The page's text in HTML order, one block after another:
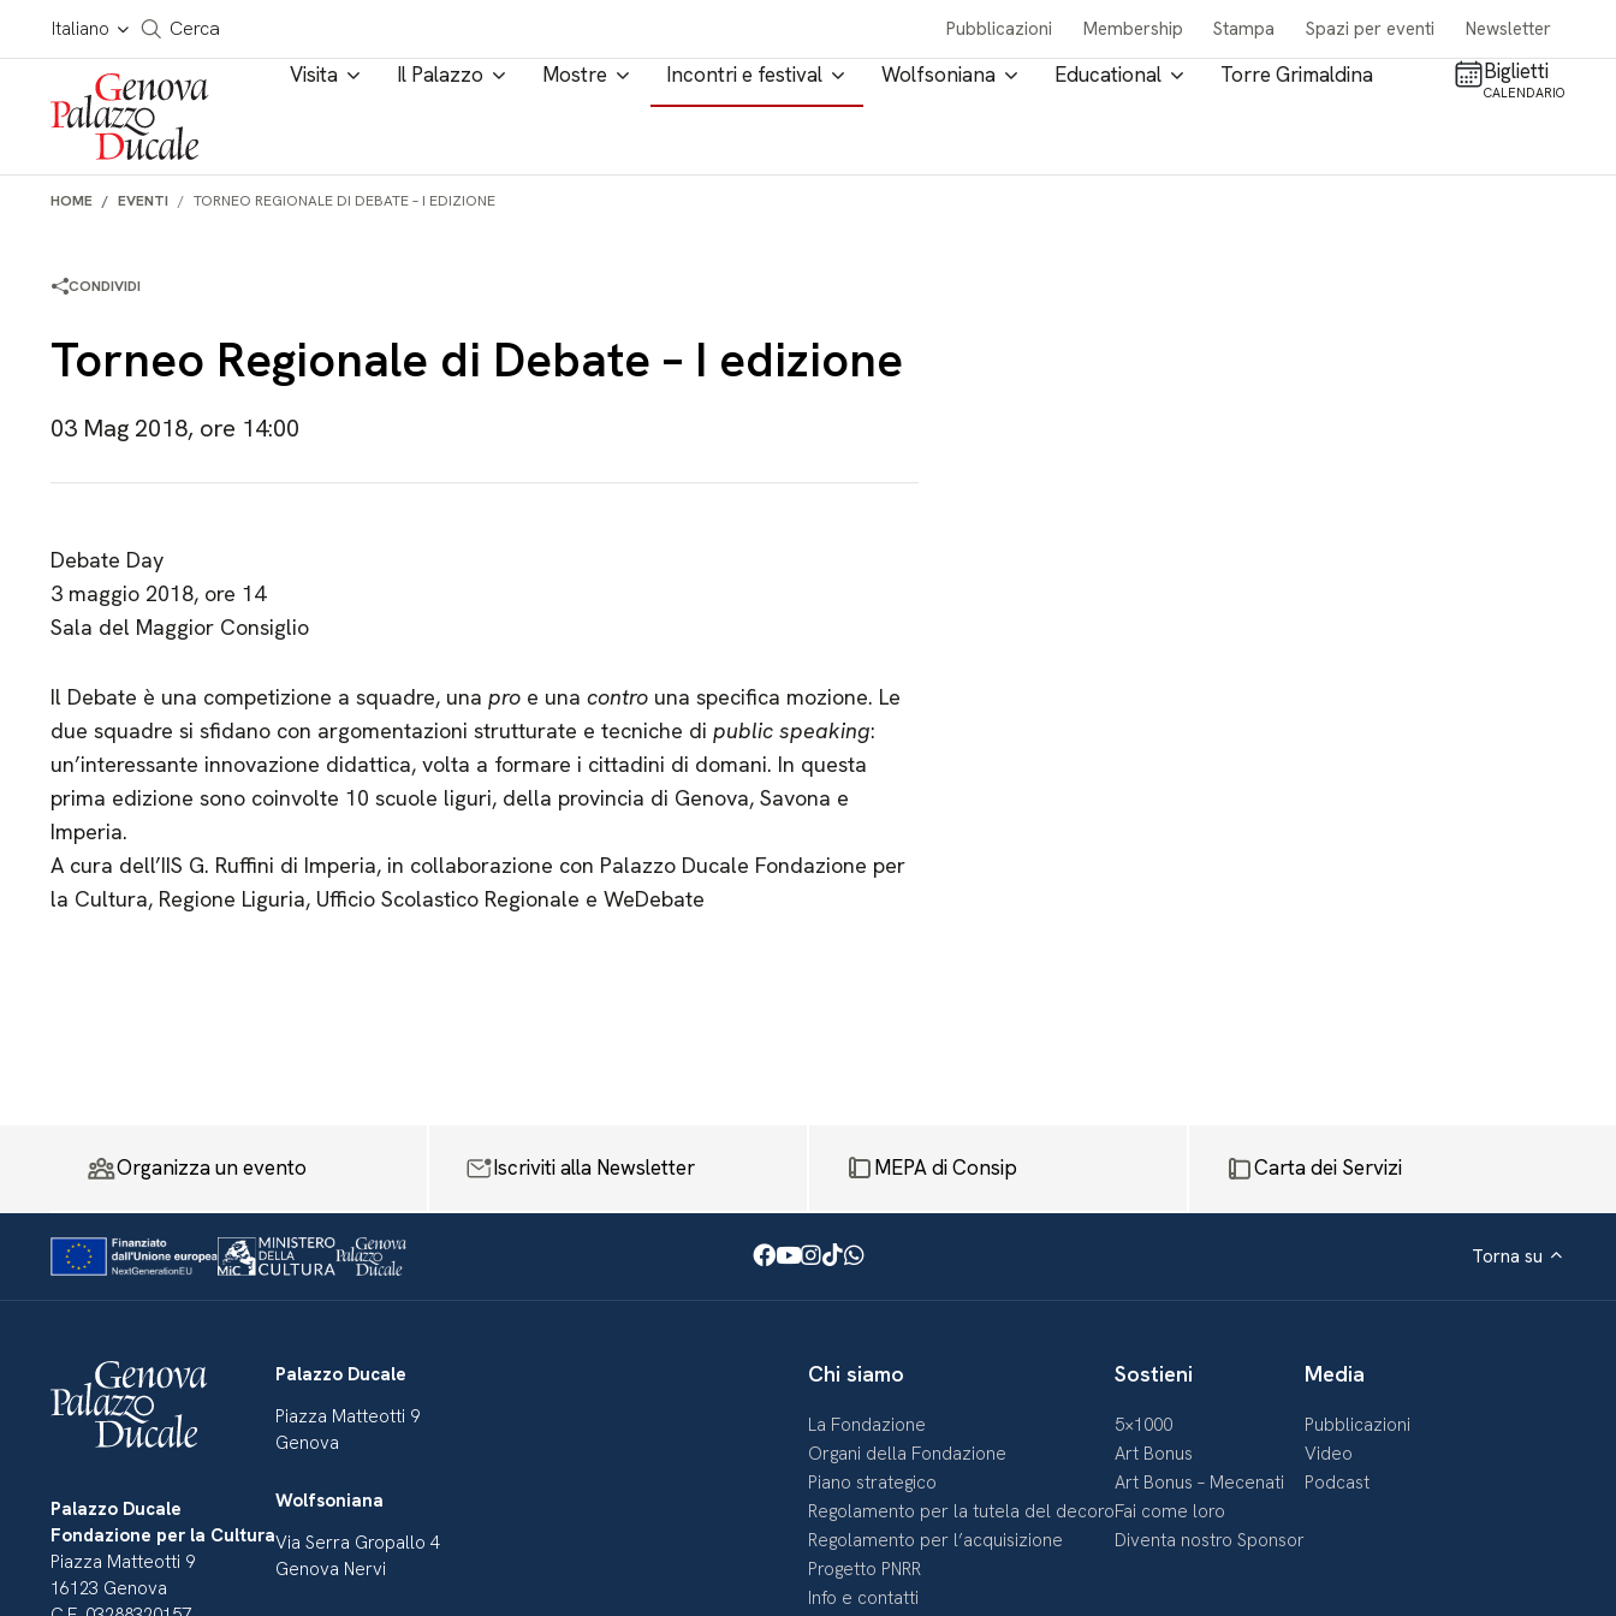
Salta al contenuto
Italiano
Cerca in tutto il sito
Cerca Pubblicazioni Membership Stampa Spazi per eventi Newsletter
Visita Il Palazzo Mostre Incontri e festival Wolfsoniana Educational Torre Grimaldina Biglietti
CALENDARIO
HOME EVENTI TORNEO REGIONALE DI DEBATE – I EDIZIONE
CONDIVIDI
Torneo Regionale di Debate – I edizione
03 Mag 2018, ore 14:00
Debate Day
3 maggio 2018, ore 14
Sala del Maggior Consiglio
Il Debate è una competizione a squadre, una proe una controuna specifica mozione. Le
due squadre si sfidano con argomentazioni strutturate e tecniche di public speaking:
un’interessante innovazione didattica, volta a formare i cittadini di domani. In questa
prima edizione sono coinvolte 10 scuole liguri, della provincia di Genova, Savona e
Imperia.
A cura dell’IIS G. Ruffini di Imperia, in collaborazione con Palazzo Ducale Fondazione per
la Cultura, Regione Liguria, Ufficio Scolastico Regionale e WeDebate
Organizza un evento Iscriviti alla Newsletter MEPA di Consip Carta dei Servizi
Facebook
Youtube
Instagram
TikTok
WhatsApp Torna su
Palazzo Ducale
Fondazione per la Cultura
Piazza Matteotti 9
16123 Genova
Palazzo Ducale
Piazza Matteotti 9
Genova
Wolfsoniana
Via Serra Gropallo 4
Genova Nervi
Chi siamo
La Fondazione
Organi della Fondazione
Piano strategico
Regolamento per la tutela del decoro
Regolamento per l’acquisizione
Progetto PNRR
Info e contatti
Sostieni
5×1000
Art Bonus
Art Bonus – Mecenati
Fai come loro
Diventa nostro Sponsor
Media
Pubblicazioni
Video
Podcast